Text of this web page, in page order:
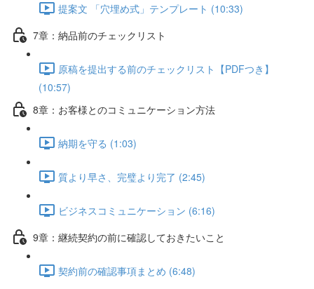
提案文 「穴埋め式」テンプレート (10:33)
7章：納品前のチェックリスト
原稿を提出する前のチェックリスト【PDFつき】
(10:57)
8章：お客様とのコミュニケーション方法
納期を守る (1:03)
質より早さ、完璧より完了 (2:45)
ビジネスコミュニケーション (6:16)
9章：継続契約の前に確認しておきたいこと
契約前の確認事項まとめ (6:48)